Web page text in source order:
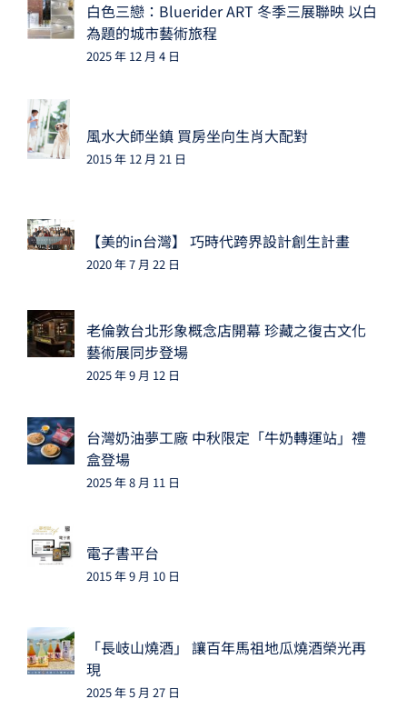
白色三戀：Bluerider ART 冬季三展聯映 以白
為題的城市藝術旅程
2025 年 12 月 4 日
風水大師坐鎮 買房坐向生肖大配對
2015 年 12 月 21 日
【美的in台灣】 巧時代跨界設計創生計畫
2020 年 7 月 22 日
老倫敦台北形象概念店開幕 珍藏之復古文化
藝術展同步登場
2025 年 9 月 12 日
台灣奶油夢工廠 中秋限定「牛奶轉運站」禮
盒登場
2025 年 8 月 11 日
電子書平台
2015 年 9 月 10 日
「長岐山燒酒」 讓百年馬祖地瓜燒酒榮光再
現
2025 年 5 月 27 日